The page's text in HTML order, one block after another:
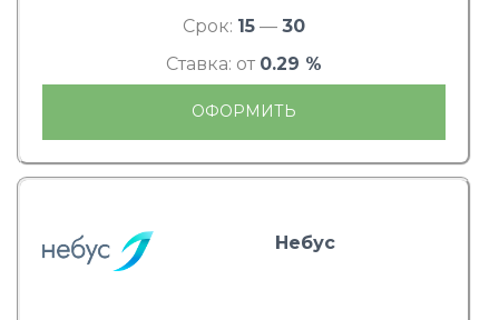
Срок: 15 — 30
Ставка: от 0.29 %
ОФОРМИТЬ
Небус